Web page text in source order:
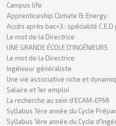
Campus life
Apprenticeship Climate & Energy
Accès après bac+3 : spécialité
Le mot de la Directrice
UNE GRANDE ÉCOLE D'INGÉNIEURS
Le mot de la Directrice
Ingénieur généraliste
Une vie associative riche et
Salaire et 1er emploi
La recherche au sein d'ECAM-EPMI
Syllabus 1ère année du Cycle
Syllabus 1ère année du Cycle